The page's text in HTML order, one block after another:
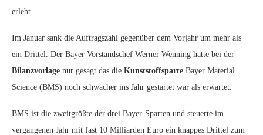
erlebt.
Im Januar sank die Auftragszahl gegenüber dem Vorjahr um mehr als
ein Drittel. Der Bayer Vorstandschef Werner Wenning hatte bei der
Bilanzvorlage nur gesagt das die Kunststoffsparte Bayer Material
Science (BMS) noch schwächer ins Jahr gestartet war als erwartet.
BMS ist die zweitgrößte der drei Bayer-Sparten und steuerte im
vergangenen Jahr mit fast 10 Milliarden Euro ein knappes Drittel zum